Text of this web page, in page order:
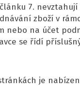
7.
zboží v
na účet
se řídí
je